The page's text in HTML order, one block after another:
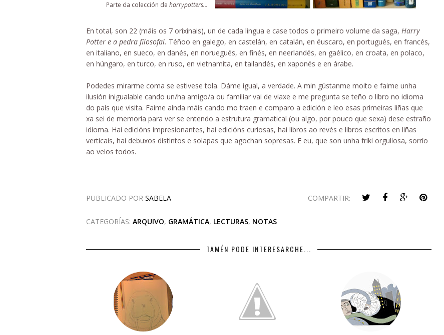
Parte da colección de harrypotters...
En total, son 22 (máis os 7 orixinais), un de cada lingua e case todos o primeiro volume da saga, Harry
Potter e a pedra filosofal. Téñoo en galego, en castelán, en catalán, en éuscaro, en portugués, en francés,
en italiano, en sueco, en danés, en noruegués, en finés, en neerlandés, en gaélico, en croata, en polaco,
en húngaro, en turco, en ruso, en vietnamita, en tailandés, en xaponés e en árabe.
Podedes mirarme coma se estivese tola. Dáme igual, a verdade. A min gústanme moito e faime unha
ilusión inigualable cando un/ha amigo/a ou familiar vai de viaxe e me pregunta se teño o libro no idioma
do país que visita. Faime aínda máis cando mo traen e comparo a edición e leo esas primeiras liñas que
xa sei de memoria para ver se entendo a estrutura gramatical (ou algo, por pouco que sexa) dese estraño
idioma. Hai edicións impresionantes, hai edicións curiosas, hai libros ao revés e libros escritos en liñas
verticais, hai debuxos distintos e solapas que agochan sopresas. E eu, que son unha friki orgullosa, sorrío
ao velos todos.
PUBLICADO POR SABELA COMPARTIR:
CATEGORÍAS: ARQUIVO, GRAMÁTICA, LECTURAS, NOTAS
TAMÉN PODE INTERESARCHE...